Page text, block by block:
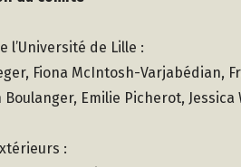
l’Université de Lille :
Fiona McIntosh-Varjabédian,
Boulanger, Emilie Picherot, Jessica
: